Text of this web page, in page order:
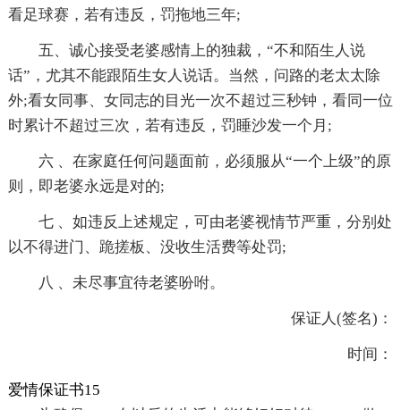
看足球赛，若有违反，罚拖地三年;
五、诚心接受老婆感情上的独裁，“不和陌生人说
话”，尤其不能跟陌生女人说话。当然，问路的老太太除
外;看女同事、女同志的目光一次不超过三秒钟，看同一位
时累计不超过三次，若有违反，罚睡沙发一个月;
六 、在家庭任何问题面前，必须服从“一个上级”的原
则，即老婆永远是对的;
七 、如违反上述规定，可由老婆视情节严重，分别处
以不得进门、跪搓板、没收生活费等处罚;
八 、未尽事宜待老婆吩咐。
保证人(签名)：
时间：
爱情保证书15